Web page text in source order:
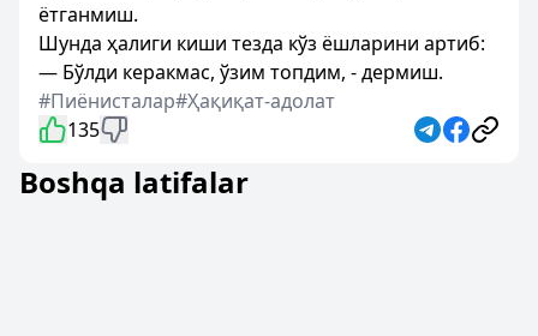
ётганмиш.
Шунда ҳалиги киши тезда кўз ёшларини артиб:
— Бўлди керакмас, ўзим топдим, - дермиш.
#Пиёнисталар#Ҳақиқат-адолат
135
Boshqa latifalar